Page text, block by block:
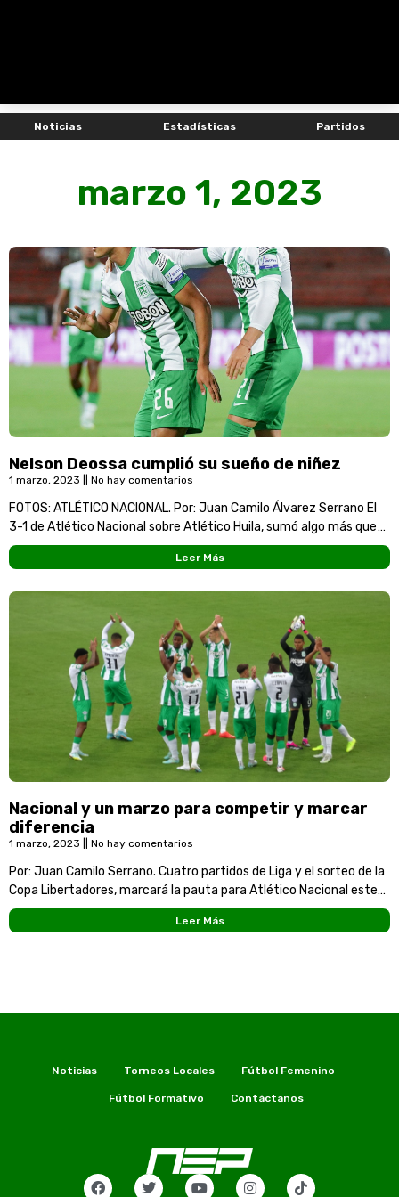
Noticias Estadísticas Partidos
marzo 1, 2023
Nelson Deossa cumplió su sueño de niñez
1 marzo, 2023 No hay comentarios
FOTOS: ATLÉTICO NACIONAL. Por: Juan Camilo Álvarez Serrano El
3-1 de Atlético Nacional sobre Atlético Huila, sumó algo más que
tres puntos para los verdolagas,
Leer Más
Nacional y un marzo para competir y marcar
diferencia
1 marzo, 2023 No hay comentarios
Por: Juan Camilo Serrano. Cuatro partidos de Liga y el sorteo de la
Copa Libertadores, marcará la pauta para Atlético Nacional este
mes de marzo.
Leer Más
Noticias Torneos Locales Fútbol Femenino
Fútbol Formativo Contáctanos